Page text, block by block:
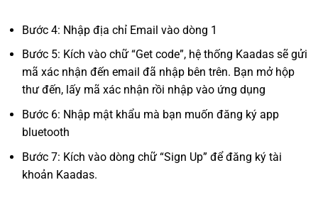
Bước 4: Nhập địa chỉ Email vào dòng 1
Bước 5: Kích vào chữ “Get code”, hệ thống Kaadas sẽ gửi
mã xác nhận đến email đã nhập bên trên. Bạn mở hộp
thư đến, lấy mã xác nhận rồi nhập vào ứng dụng
Bước 6: Nhập mật khẩu mà bạn muốn đăng ký app
bluetooth
Bước 7: Kích vào dòng chữ “Sign Up” để đăng ký tài
khoản Kaadas.